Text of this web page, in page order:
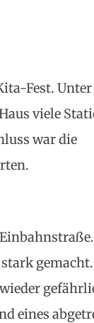
Fest.
viele
war die
eines